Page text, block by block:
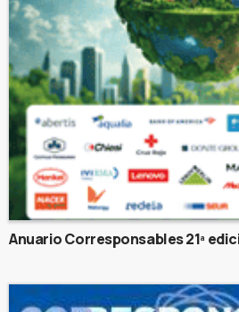
Anuario Corresponsables 21ª